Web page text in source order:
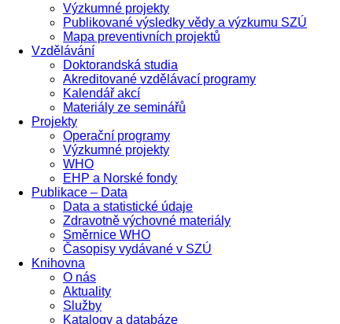
Výzkumné projekty
Publikované výsledky vědy a výzkumu SZÚ
Mapa preventivních projektů
Vzdělávání
Doktorandská studia
Akreditované vzdělávací programy
Kalendář akcí
Materiály ze seminářů
Projekty
Operační programy
Výzkumné projekty
WHO
EHP a Norské fondy
Publikace – Data
Data a statistické údaje
Zdravotně výchovné materiály
Směrnice WHO
Časopisy vydávané v SZÚ
Knihovna
O nás
Aktuality
Služby
Katalogy a databáze